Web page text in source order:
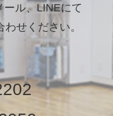
ール、LINEにて
せください。